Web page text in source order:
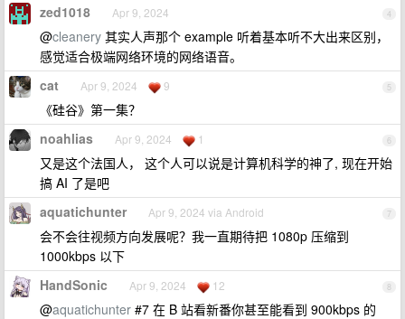
4
zed1018 Apr 9, 2024
@cleanery 其实人声那个 example 听着基本听不大出来区别，
感觉适合极端网络环境的网络语音。
5
cat Apr 9, 2024 9
《硅谷》第一集？
6
noahlias Apr 9, 2024 1
又是这个法国人， 这个人可以说是计算机科学的神了, 现在开始
搞 AI 了是吧
7
aquatichunter Apr 9, 2024 via Android
会不会往视频方向发展呢？我一直期待把 1080p 压缩到
1000kbps 以下
8
HandSonic Apr 9, 2024 12
@aquatichunter #7 在 B 站看新番你甚至能看到 900kbps 的